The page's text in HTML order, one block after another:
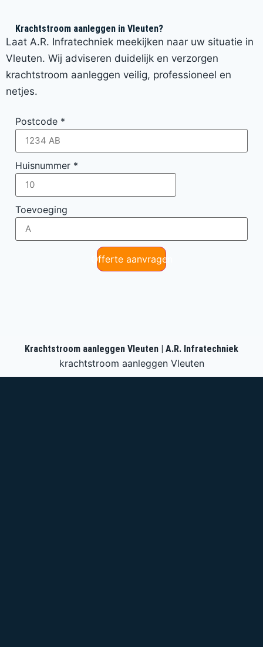
Krachtstroom aanleggen in Vleuten?
Laat A.R. Infratechniek meekijken naar uw situatie in
Vleuten. Wij adviseren duidelijk en verzorgen
krachtstroom aanleggen veilig, professioneel en
netjes.
Postcode *
Huisnummer *
Toevoeging
Offerte aanvragen
Krachtstroom aanleggen Vleuten | A.R. Infratechniek
krachtstroom aanleggen Vleuten